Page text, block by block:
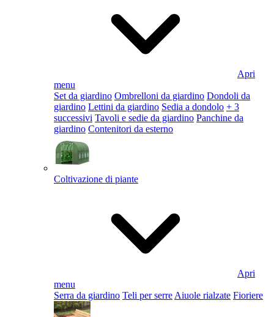
Apri
menu
Set da giardino Ombrelloni da giardino Dondoli da
giardino Lettini da giardino Sedia a dondolo + 3
successivi Tavoli e sedie da giardino Panchine da
giardino Contenitori da esterno
Coltivazione di piante
Apri
menu
Serra da giardino Teli per serre Aiuole rialzate Fioriere